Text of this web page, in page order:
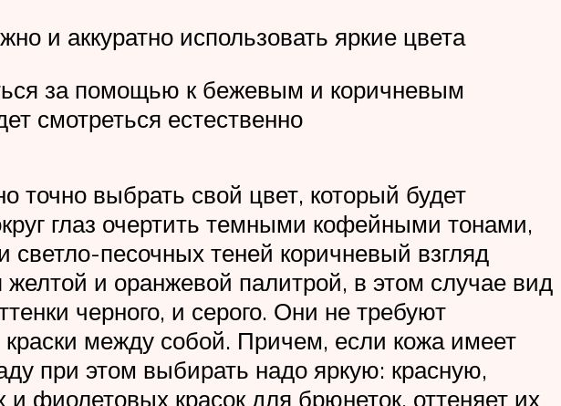
и аккуратно использовать яркие цвета
за помощью к бежевым и коричневым
смотреться естественно
точно выбрать свой цвет, который будет
глаз очертить темными кофейными тонами,
песочных теней коричневый взгляд
и оранжевой палитрой, в этом случае вид
черного, и серого. Они не требуют
между собой. Причем, если кожа имеет
при этом выбирать надо яркую: красную,
фиолетовых красок для брюнеток, оттеняет их